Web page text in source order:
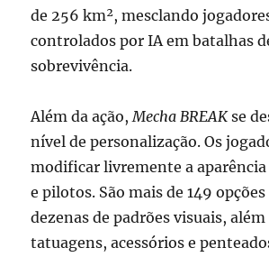
de 256 km², mesclando
controlados por IA em batalhas
sobrevivência.
Além da ação, Mecha BREAKse
nível de personalização. Os
modificar livremente a aparência
e pilotos. São mais de 149 opções
dezenas de padrões visuais,
tatuagens, acessórios e